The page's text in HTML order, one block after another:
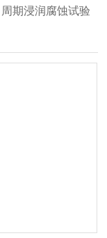
周期浸润腐蚀试验